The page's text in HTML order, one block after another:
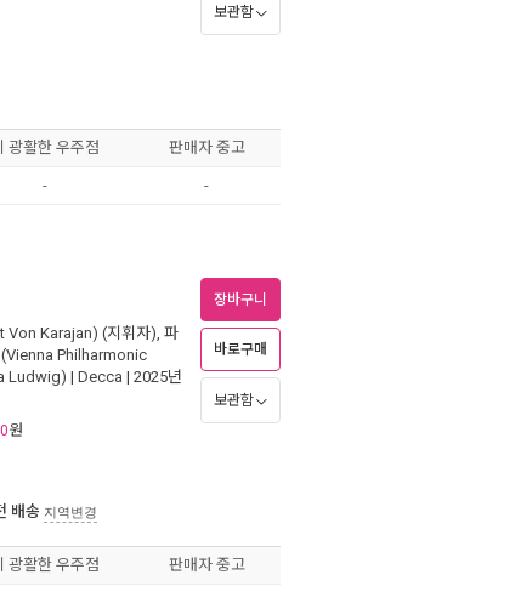
보관함
광활한 우주점 판매자 중고
- -
Von Karajan) (지휘자), 파
(Vienna Philharmonic
Ludwig) | Decca | 2025년
원
배송 지역변경
장바구니
바로구매
보관함
광활한 우주점 판매자 중고